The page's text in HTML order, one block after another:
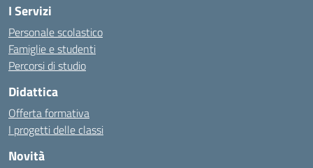
I Servizi
Personale scolastico
Famiglie e studenti
Percorsi di studio
Didattica
Offerta formativa
I progetti delle classi
Novità